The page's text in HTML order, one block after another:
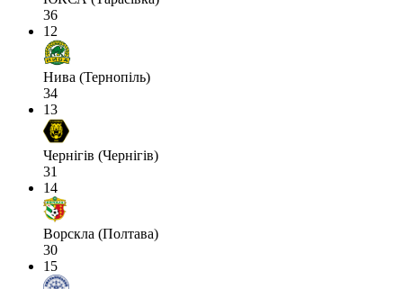
36
12
Нива (Тернопіль)
34
13
Чернігів (Чернігів)
31
14
Ворскла (Полтава)
30
15